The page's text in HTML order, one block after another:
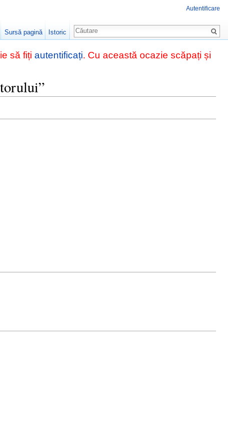
să fiți autentificați. Cu această ocazie scăpați și
Autentificare
Sursă pagină Istoric
Căutare